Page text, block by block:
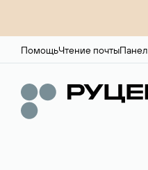
ПомощьЧтение почты